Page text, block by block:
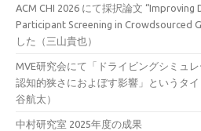
ACM CHI 2026 にて採択論文 “Improving
Participant Screening in Crowdsourced
した（三山貴也）
MVE研究会にて「ドライビングシミュ
認知的狭さにおよぼす影響」というタ
谷航太）
中村研究室 2025年度の成果